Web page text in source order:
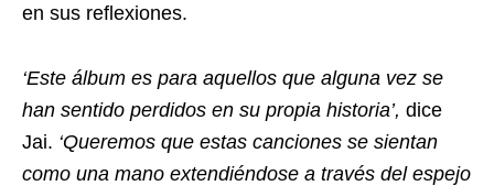
en sus reflexiones.
‘Este álbum es para aquellos que alguna vez se
han sentido perdidos en su propia historia’, dice
Jai. ‘Queremos que estas canciones se sientan
como una mano extendiéndose a través del espejo